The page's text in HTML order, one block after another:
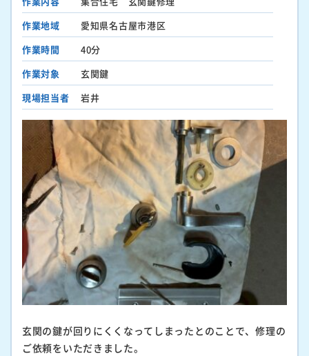
作業地域
愛知県名古屋市港区
作業時間
40分
作業対象
玄関鍵
現場担当者
岩井
玄関の鍵が回りにくくなってしまったとのことで、修理の
ご依頼をいただきました。